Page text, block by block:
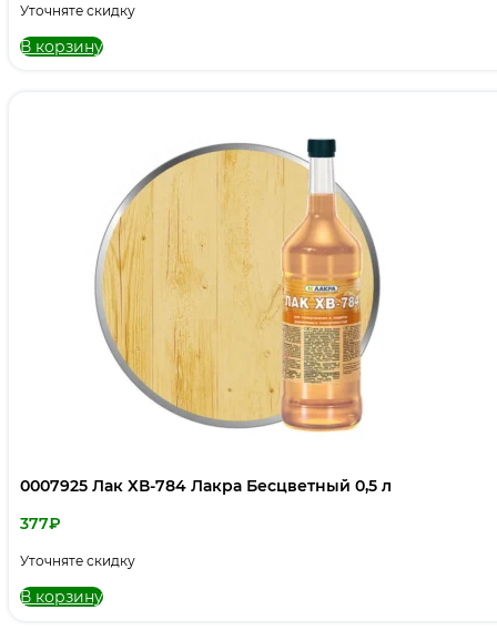
Уточняте скидку
В корзину
0007925 Лак ХВ-784 Лакра Бесцветный 0,5 л
377₽
Уточняте скидку
В корзину